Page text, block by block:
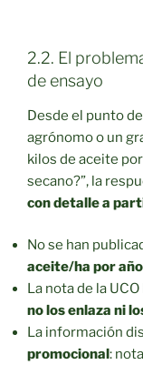
2.2. El
de ensayo
Desde el punto
agrónomo o un
kilos de aceite
secano?”, la
con detalle a
No se han
aceite/ha por año
La nota de la
no los enlaza ni
La información
promocional :